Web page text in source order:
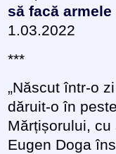
să facă armele
1.03.2022
***
„Născut într-o
dăruit-o în
Mărțișorului,
Eugen Doga